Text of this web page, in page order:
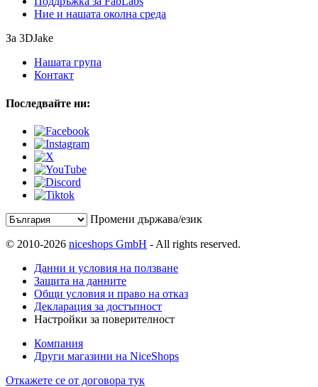
Ние и нашата околна среда
За 3DJake
Нашата група
Контакт
Последвайте ни:
Промени държава/език
© 2010-2026 niceshops GmbH - All rights reserved.
Данни и условия на ползване
Защита на данните
Общи условия и право на отказ
Декларация за достъпност
Настройки за поверителност
Компания
Други магазини на NiceShops
Откажете се от договора тук